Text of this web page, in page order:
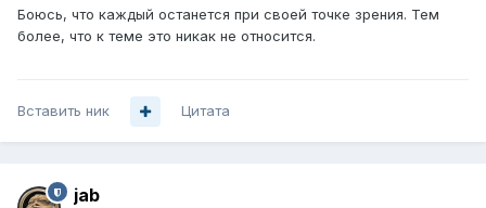
Боюсь, что каждый останется при своей точке зрения. Тем
более, что к теме это никак не относится.
Вставить ник Цитата
jab